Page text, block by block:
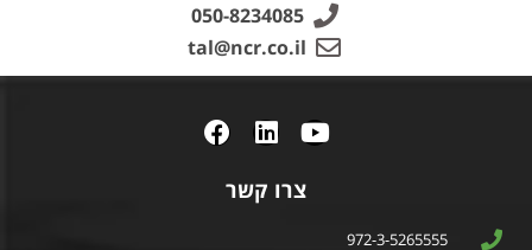
050-8234085
tal@ncr.co.il
צרו קשר
972-3-5265555